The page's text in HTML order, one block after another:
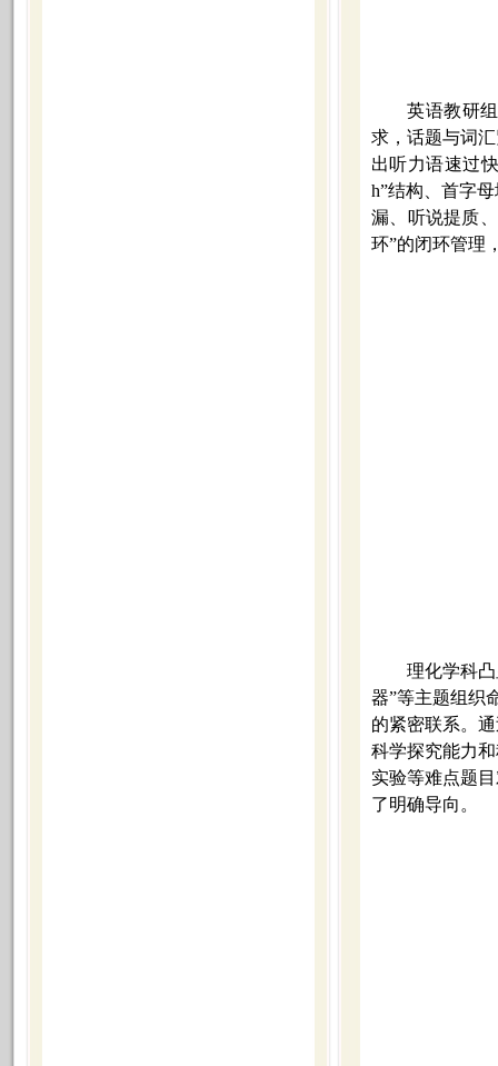
英语教研
求，话题与词
出听力语速过
h”结构、首字
漏、听说提质
环”的闭环管理
理化学科
器”等主题组织
的紧密联系。
科学探究能力
实验等难点题
了明确导向。